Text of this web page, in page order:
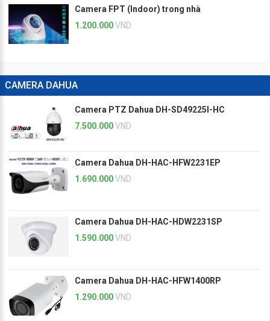
Camera FPT (Indoor) trong nhà
1.200.000VND
CAMERA DAHUA
Camera PTZ Dahua DH-SD49225I-HC
7.500.000VND
Camera Dahua DH-HAC-HFW2231EP
1.690.000VND
Camera Dahua DH-HAC-HDW2231SP
1.590.000VND
Camera Dahua DH-HAC-HFW1400RP
1.290.000VND